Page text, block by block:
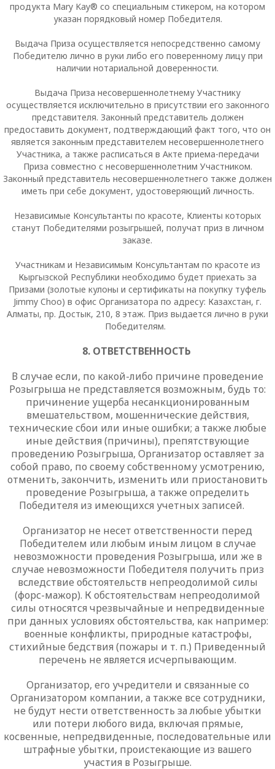
продукта Mary Kay® со специальным стикером, на котором
указан порядковый номер Победителя.
Выдача Приза осуществляется непосредственно самому
Победителю лично в руки либо его поверенному лицу при
наличии нотариальной доверенности.
Выдача Приза несовершеннолетнему Участнику
осуществляется исключительно в присутствии его законного
представителя. Законный представитель должен
предоставить документ, подтверждающий факт того, что он
является законным представителем несовершеннолетнего
Участника, а также расписаться в Акте приема-передачи
Приза совместно с несовершеннолетним Участником.
Законный представитель несовершеннолетнего также должен
иметь при себе документ, удостоверяющий личность.
Независимые Консультанты по красоте, Клиенты которых
станут Победителями розыгрышей, получат приз в личном
заказе.
Участникам и Независимым Консультантам по красоте из
Кыргызской Республики необходимо будет приехать за
Призами (золотые кулоны и сертификаты на покупку туфель
Jimmy Choo) в офис Организатора по адресу: Казахстан, г.
Алматы, пр. Достык, 210, 8 этаж. Приз выдается лично в руки
Победителям.
8. ОТВЕТСТВЕННОСТЬ
В случае если, по какой-либо причине проведение
Розыгрыша не представляется возможным, будь то:
причинение ущерба несанкционированным
вмешательством, мошеннические действия,
технические сбои или иные ошибки; а также любые
иные действия (причины), препятствующие
проведению Розыгрыша, Организатор оставляет за
собой право, по своему собственному усмотрению,
отменить, закончить, изменить или приостановить
проведение Розыгрыша, а также определить
Победителя из имеющихся учетных записей.
Организатор не несет ответственности перед
Победителем или любым иным лицом в случае
невозможности проведения Розыгрыша, или же в
случае невозможности Победителя получить приз
вследствие обстоятельств непреодолимой силы
(форс-мажор). К обстоятельствам непреодолимой
силы относятся чрезвычайные и непредвиденные
при данных условиях обстоятельства, как например:
военные конфликты, природные катастрофы,
стихийные бедствия (пожары и т. п.) Приведенный
перечень не является исчерпывающим.
Организатор, его учредители и связанные со
Организатором компании, а также все сотрудники,
не будут нести ответственность за любые убытки
или потери любого вида, включая прямые,
косвенные, непредвиденные, последовательные или
штрафные убытки, проистекающие из вашего
участия в Розыгрыше.